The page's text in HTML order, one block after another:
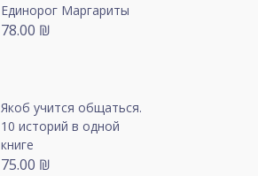
Единорог Маргариты
78.00 ₪
Якоб учится общаться.
10 историй в одной
книге
75.00 ₪